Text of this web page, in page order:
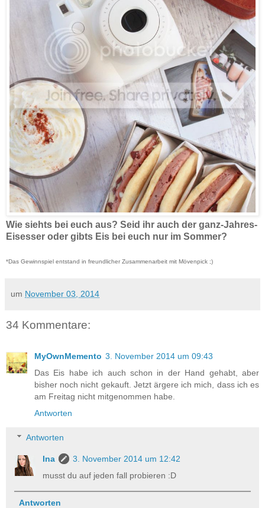
Wie siehts bei euch aus? Seid ihr auch der ganz-Jahres-
Eisesser oder gibts Eis bei euch nur im Sommer?
*Das Gewinnspiel entstand in freundlicher Zusammenarbeit mit Mövenpick ;)
um November 03, 2014
34 Kommentare:
MyOwnMemento 3. November 2014 um 09:43
Das Eis habe ich auch schon in der Hand gehabt, aber
bisher noch nicht gekauft. Jetzt ärgere ich mich, dass ich es
am Freitag nicht mitgenommen habe.
Antworten
Antworten
Ina
3. November 2014 um 12:42
musst du auf jeden fall probieren :D
Antworten